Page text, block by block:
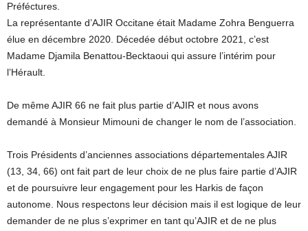
Préféctures.
La représentante d’AJIR Occitane était Madame Zohra Benguerra
élue en décembre 2020. Décedée début octobre 2021, c’est
Madame Djamila Benattou-Becktaoui qui assure l’intérim pour
l’Hérault.
De même AJIR 66 ne fait plus partie d’AJIR et nous avons
demandé à Monsieur Mimouni de changer le nom de l’association.
Trois Présidents d’anciennes associations départementales AJIR
(13, 34, 66) ont fait part de leur choix de ne plus faire partie d’AJIR
et de poursuivre leur engagement pour les Harkis de façon
autonome. Nous respectons leur décision mais il est logique de leur
demander de ne plus s’exprimer en tant qu’AJIR et de ne plus